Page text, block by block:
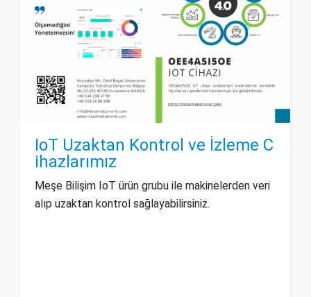
IoT Uzaktan Kontrol ve İzleme C
ihazlarımız
Meşe Bilişim IoT ürün grubu ile makinelerden veri
alıp uzaktan kontrol sağlayabilirsiniz.